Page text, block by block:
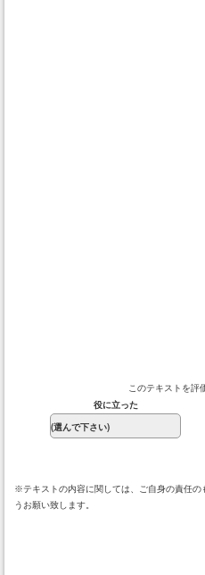
このテキストを評
役に立った
※テキストの内容に関しては、ご自身の責任の
うお願い致します。